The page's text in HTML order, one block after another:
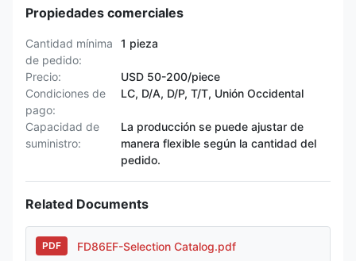
Propiedades comerciales
Cantidad mínima
de pedido:
1 pieza
Precio:
USD 50-200/piece
Condiciones de
pago:
LC, D/A, D/P, T/T, Unión Occidental
Capacidad de
suministro:
La producción se puede ajustar de
manera flexible según la cantidad del
pedido.
Related Documents
PDF FD86EF-Selection Catalog.pdf